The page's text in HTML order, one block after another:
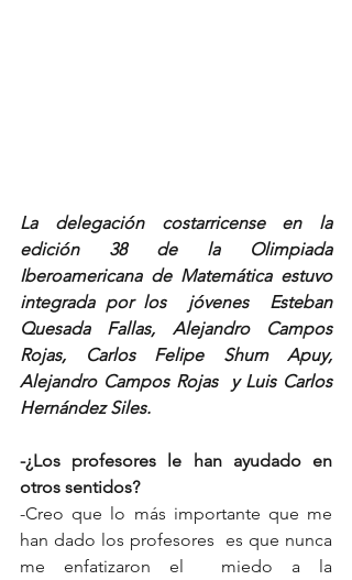
La delegación costarricense en la
edición 38 de la Olimpiada
Iberoamericana de Matemática estuvo
integrada por los  jóvenes  Esteban
Quesada Fallas, Alejandro Campos
Rojas, Carlos Felipe Shum Apuy,
Alejandro Campos Rojas  y Luis Carlos
Hernández Siles.
-¿Los profesores le han ayudado en
otros sentidos?
-Creo que lo más importante que me
han dado los profesores  es que nunca
me enfatizaron el  miedo a la